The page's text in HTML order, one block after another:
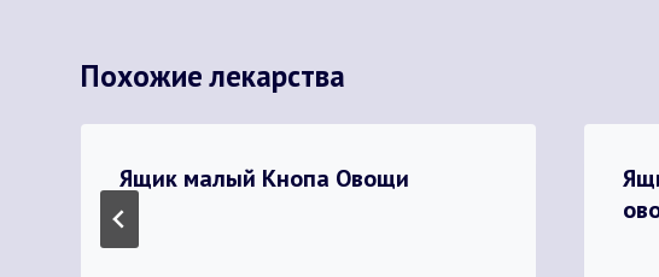
Похожие лекарства
Ящик малый Кнопа Овощи